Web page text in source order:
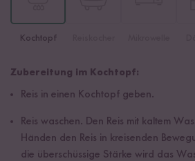
Kochtopf
Zubereitung im Kochtopf:
Reis in einen Kochtopf geben.
Reis waschen. Den Reis mit kaltem
Händen den Reis in kreisenden
die überschüssige Stärke wird das